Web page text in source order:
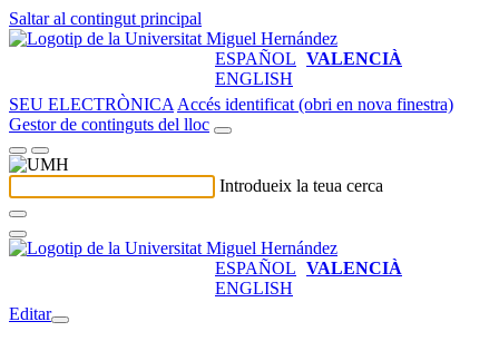
Saltar al contingut principal
ESPAÑOL VALENCIÀ
ENGLISH
SEU ELECTRÒNICA Accés identificat (obri en nova finestra)
Gestor de continguts del lloc
Introdueix la teua cerca
ESPAÑOL VALENCIÀ
ENGLISH
Editar